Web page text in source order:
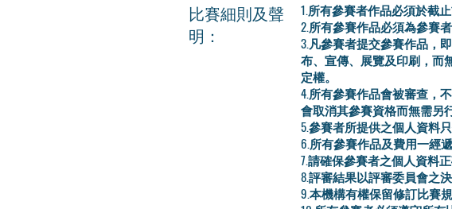
比賽細則及聲
明：
1.所有參賽者作品必須於截
2.所有參賽作品必須為參賽
3.凡參賽者提交參賽作品，
布、宣傳、展覽及印刷，而
定權。
4.所有參賽作品會被審查，
會取消其參賽資格而無需另
5.參賽者所提供之個人資料
6.所有參賽作品及費用一經
7.請確保參賽者之個人資料
8.評審結果以評審委員會之
9.本機構有權保留修訂比賽